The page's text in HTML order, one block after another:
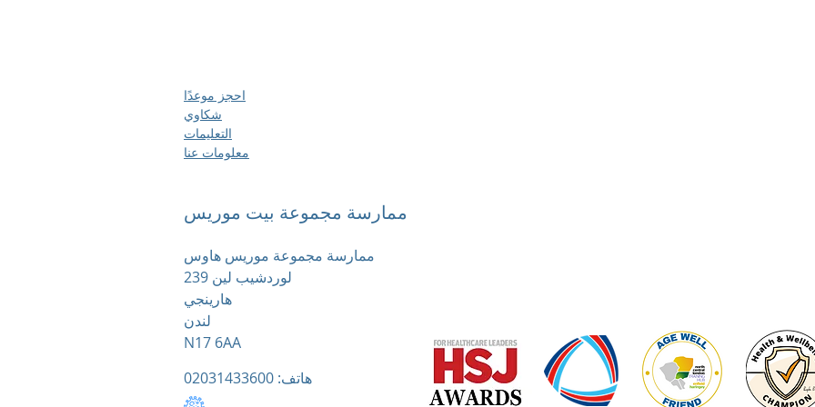
احجز موعدًا
شكاوي
التعليمات
معلومات عنا
ممارسة مجموعة بيت موريس
ممارسة مجموعة موريس هاوس
239 لوردشيب لين
هارينجي
لندن
N17 6AA
هاتف: 02031433600